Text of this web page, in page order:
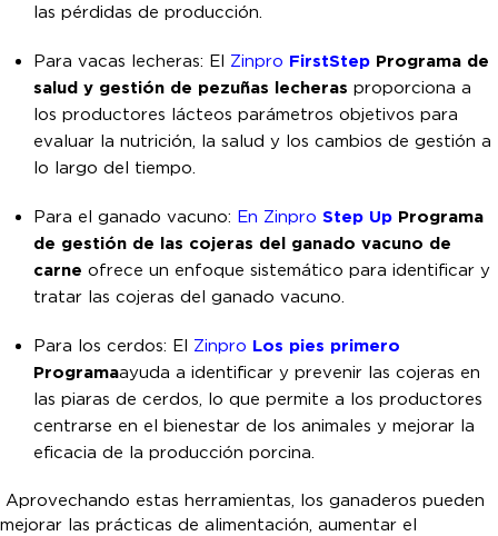
las pérdidas de producción.
Para vacas lecheras: El Zinpro FirstStep Programa de
salud y gestión de pezuñas lecheras proporciona a
los productores lácteos parámetros objetivos para
evaluar la nutrición, la salud y los cambios de gestión a
lo largo del tiempo.
Para el ganado vacuno: En Zinpro Step Up Programa
de gestión de las cojeras del ganado vacuno de
carne ofrece un enfoque sistemático para identificar y
tratar las cojeras del ganado vacuno.
Para los cerdos: El Zinpro Los pies primero
Programaayuda a identificar y prevenir las cojeras en
las piaras de cerdos, lo que permite a los productores
centrarse en el bienestar de los animales y mejorar la
eficacia de la producción porcina.
Aprovechando estas herramientas, los ganaderos pueden
mejorar las prácticas de alimentación, aumentar el